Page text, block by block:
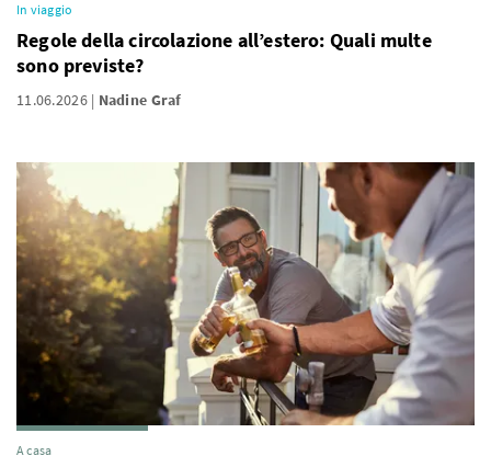
In viaggio
Regole della circolazione all’estero: Quali multe
sono previste?
11.06.2026 Nadine Graf
A casa